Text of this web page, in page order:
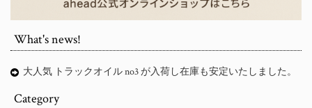
What's news!
大人気 トラックオイル no3 が入荷し在庫も安定いたしました。
Category